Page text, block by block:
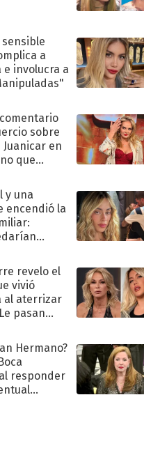
a
e involucra a
sobre
en
que
y una
encendió la
revelo el
vivió
al aterrizar
pasan
Hermano?
responder